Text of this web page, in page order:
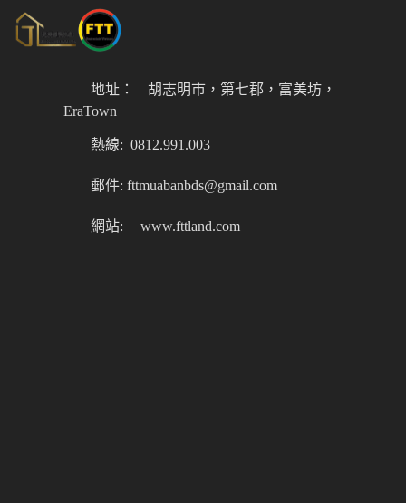
地址：
胡志明市，第七郡，富美坊，
EraTown
熱線: 0812.991.003
郵件: fttmuabanbds@gmail.com
網站: www.fttland.com